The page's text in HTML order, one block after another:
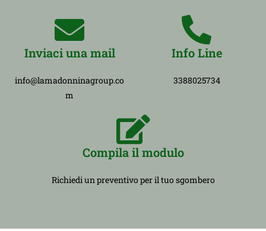
Inviaci una mail
info@lamadonninagroup.co
m
Info Line
3388025734
Compila il modulo
Richiedi un preventivo per il tuo sgombero